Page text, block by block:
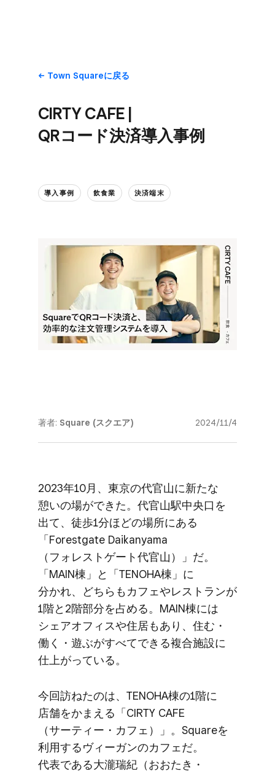
Town Squareに​戻る
CIRTY CAFE |
QRコード決済導入事例
導入事例 飲食業 決済端末
著者: Square (スクエア) 2024/11/4
2023年10月、​東京の​代官山に​新たな​
憩いの​場が​できた。​代官山駅中央口を​
出て、​徒歩1分ほどの​場所に​ある​
「Forestgate Daikanyama​
（フォレストゲート代官山）」だ。​
「MAIN棟」と​「TENOHA棟」に​
分かれ、​どちらも​カフェや​レストランが​
1階と​2階部分を​占める。​MAIN棟には​
シェアオフィスや​住居も​あり、​住む・
働く​・​遊ぶが​すべて​できる​複合施設に​
仕上がっている。
今回訪ねたのは、​TENOHA棟の​1階に​
店舗を​かまえる​「CIRTY CAFE​
（サーティー・カフェ）」。​Squareを​
利用する​ヴィーガンの​カフェだ。​
代表である​大瀧瑞紀​（おおたき・